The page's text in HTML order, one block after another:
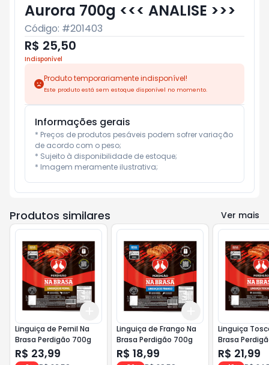
Aurora 700g <<< ANALISE >>>
Código: #201403
R$ 25,50
Indisponível
Produto temporariamente indisponível!
Este produto está sem estoque disponível no momento.
Informações gerais
* Preços de produtos pesáveis podem sofrer variação
de acordo com o peso;
* Sujeito à disponibilidade de estoque;
* Imagem meramente ilustrativa;
Produtos similares Ver mais
+5 +10
Add
Linguiça de Pernil Na
Brasa Perdigão 700g
R$ 23,99
+5 +10
Add
Linguiça de Frango Na
Brasa Perdigão 700g
R$ 18,99
Linguiça
Brasa
R$ 21,99